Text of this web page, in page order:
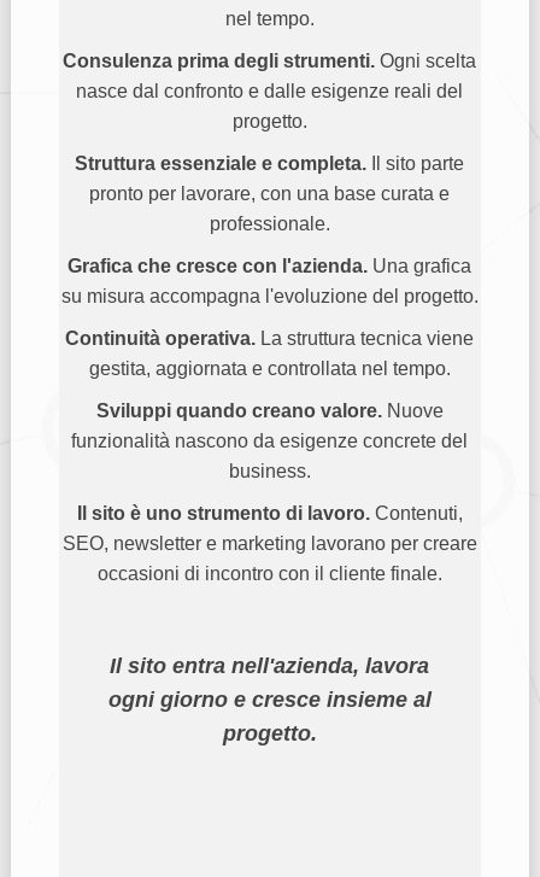
nel tempo.
Consulenza prima degli strumenti. Ogni scelta
nasce dal confronto e dalle esigenze reali del
progetto.
Struttura essenziale e completa. Il sito parte
pronto per lavorare, con una base curata e
professionale.
Grafica che cresce con l'azienda. Una grafica
su misura accompagna l'evoluzione del progetto.
Continuità operativa. La struttura tecnica viene
gestita, aggiornata e controllata nel tempo.
Sviluppi quando creano valore.Nuove
funzionalità nascono da esigenze concrete del
business.
Il sito è uno strumento di lavoro.Contenuti,
SEO, newsletter e marketing lavorano per creare
occasioni di incontro con il cliente finale.
Il sito entra nell'azienda, lavora
ogni giorno e cresce insieme al
progetto.